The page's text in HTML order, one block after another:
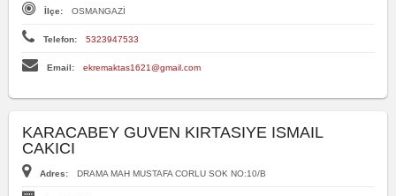
İlçe: OSMANGAZİ
Telefon: 5323947533
Email: ekremaktas1621@gmail.com
KARACABEY GUVEN KIRTASIYE ISMAIL
CAKICI
Adres: DRAMA MAH MUSTAFA CORLU SOK NO:10/B